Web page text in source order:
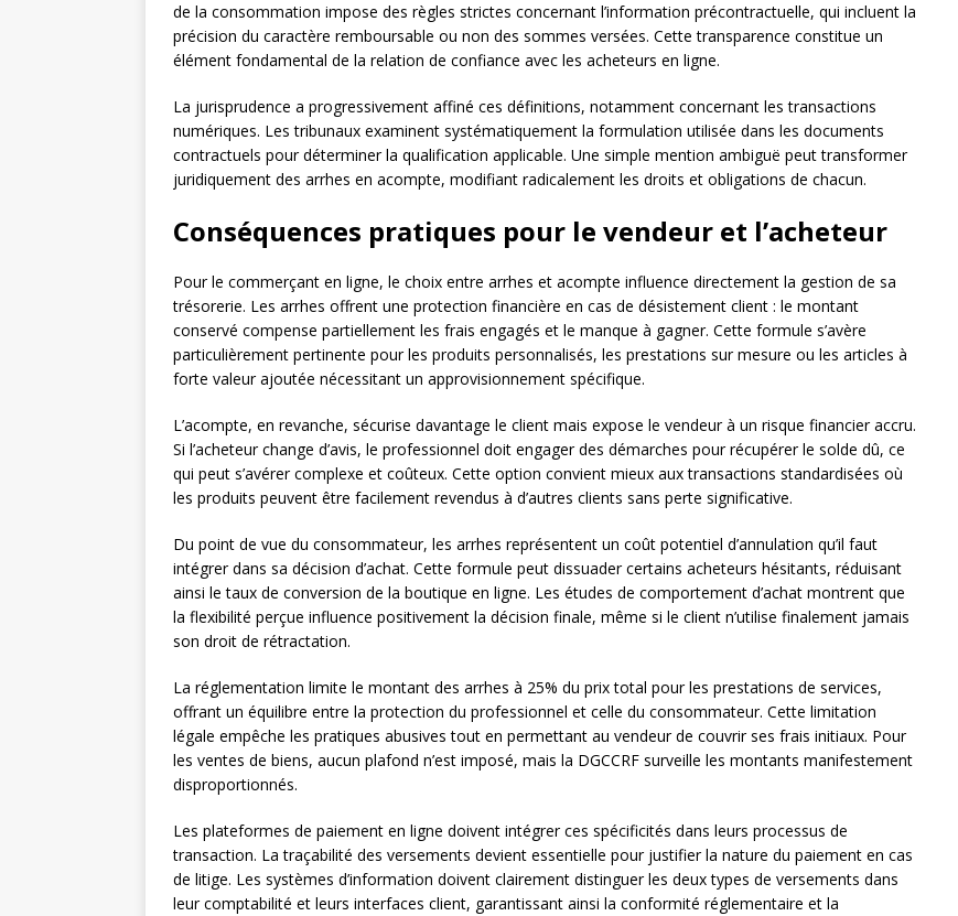
de la consommation impose des règles strictes concernant l’information précontractuelle, qui incluent la
précision du caractère remboursable ou non des sommes versées. Cette transparence constitue un
élément fondamental de la relation de confiance avec les acheteurs en ligne.
La jurisprudence a progressivement affiné ces définitions, notamment concernant les transactions
numériques. Les tribunaux examinent systématiquement la formulation utilisée dans les documents
contractuels pour déterminer la qualification applicable. Une simple mention ambiguë peut transformer
juridiquement des arrhes en acompte, modifiant radicalement les droits et obligations de chacun.
Conséquences pratiques pour le vendeur et l’acheteur
Pour le commerçant en ligne, le choix entre arrhes et acompte influence directement la gestion de sa
trésorerie. Les arrhes offrent une protection financière en cas de désistement client : le montant
conservé compense partiellement les frais engagés et le manque à gagner. Cette formule s’avère
particulièrement pertinente pour les produits personnalisés, les prestations sur mesure ou les articles à
forte valeur ajoutée nécessitant un approvisionnement spécifique.
L’acompte, en revanche, sécurise davantage le client mais expose le vendeur à un risque financier accru.
Si l’acheteur change d’avis, le professionnel doit engager des démarches pour récupérer le solde dû, ce
qui peut s’avérer complexe et coûteux. Cette option convient mieux aux transactions standardisées où
les produits peuvent être facilement revendus à d’autres clients sans perte significative.
Du point de vue du consommateur, les arrhes représentent un coût potentiel d’annulation qu’il faut
intégrer dans sa décision d’achat. Cette formule peut dissuader certains acheteurs hésitants, réduisant
ainsi le taux de conversion de la boutique en ligne. Les études de comportement d’achat montrent que
la flexibilité perçue influence positivement la décision finale, même si le client n’utilise finalement jamais
son droit de rétractation.
La réglementation limite le montant des arrhes à 25% du prix total pour les prestations de services,
offrant un équilibre entre la protection du professionnel et celle du consommateur. Cette limitation
légale empêche les pratiques abusives tout en permettant au vendeur de couvrir ses frais initiaux. Pour
les ventes de biens, aucun plafond n’est imposé, mais la DGCCRF surveille les montants manifestement
disproportionnés.
Les plateformes de paiement en ligne doivent intégrer ces spécificités dans leurs processus de
transaction. La traçabilité des versements devient essentielle pour justifier la nature du paiement en cas
de litige. Les systèmes d’information doivent clairement distinguer les deux types de versements dans
leur comptabilité et leurs interfaces client, garantissant ainsi la conformité réglementaire et la